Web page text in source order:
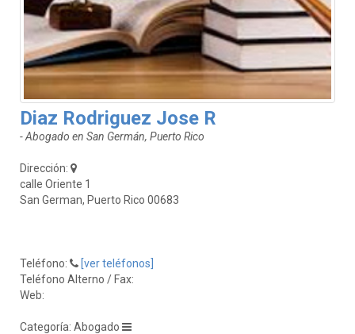
Diaz Rodriguez Jose R
- Abogado en San Germán, Puerto Rico
Dirección:
calle Oriente 1
San German, Puerto Rico 00683
Teléfono:
[ver teléfonos]
Teléfono Alterno / Fax:
Web:
Categoría: Abogado